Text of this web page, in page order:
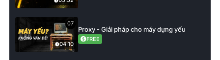
07
04:10
Proxy - Giải pháp cho máy dựng yếu
FREE